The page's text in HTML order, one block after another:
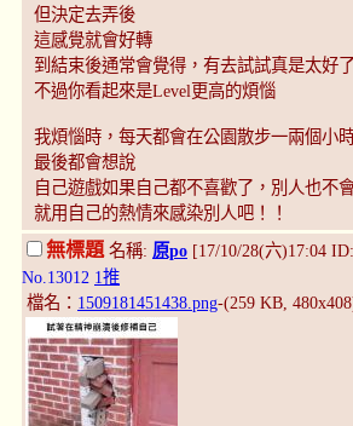
但決定去弄後
這感覺就會好轉
到結束後通常會覺得，有去試試真是太好了
不過你看起來是Level更高的煩惱
我煩惱時，每天都會在公園散步一兩個小
最後都會想說
自己遊戲如果自己都不喜歡了，別人也不
就用自己的熱情來感染別人吧！！
無標題 名稱: 原po [17/10/28(六)17:04
No.13012 1推
檔名： 1509181451438.png-(259 KB,